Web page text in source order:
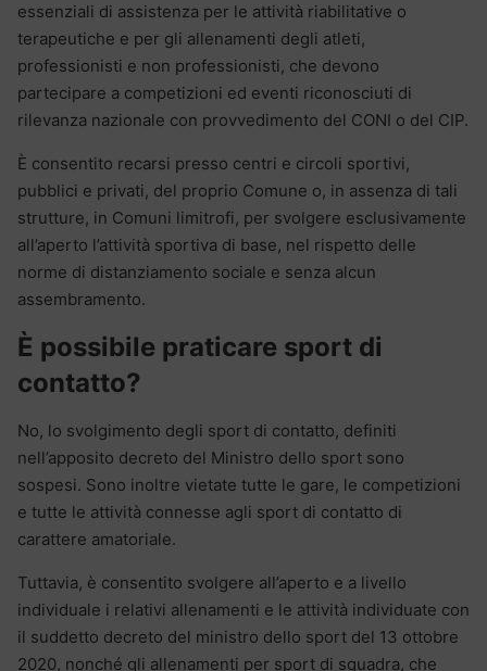
essenziali di assistenza per le attività riabilitative o
terapeutiche e per gli allenamenti degli atleti,
professionisti e non professionisti, che devono
partecipare a competizioni ed eventi riconosciuti di
rilevanza nazionale con provvedimento del CONI o del CIP.
È consentito recarsi presso centri e circoli sportivi,
pubblici e privati, del proprio Comune o, in assenza di tali
strutture, in Comuni limitrofi, per svolgere esclusivamente
all’aperto l’attività sportiva di base, nel rispetto delle
norme di distanziamento sociale e senza alcun
assembramento.
È possibile praticare sport di
contatto?
No, lo svolgimento degli sport di contatto, definiti
nell’apposito decreto del Ministro dello sport sono
sospesi. Sono inoltre vietate tutte le gare, le competizioni
e tutte le attività connesse agli sport di contatto di
carattere amatoriale.
Tuttavia, è consentito svolgere all’aperto e a livello
individuale i relativi allenamenti e le attività individuate con
il suddetto decreto del ministro dello sport del 13 ottobre
2020, nonché gli allenamenti per sport di squadra, che